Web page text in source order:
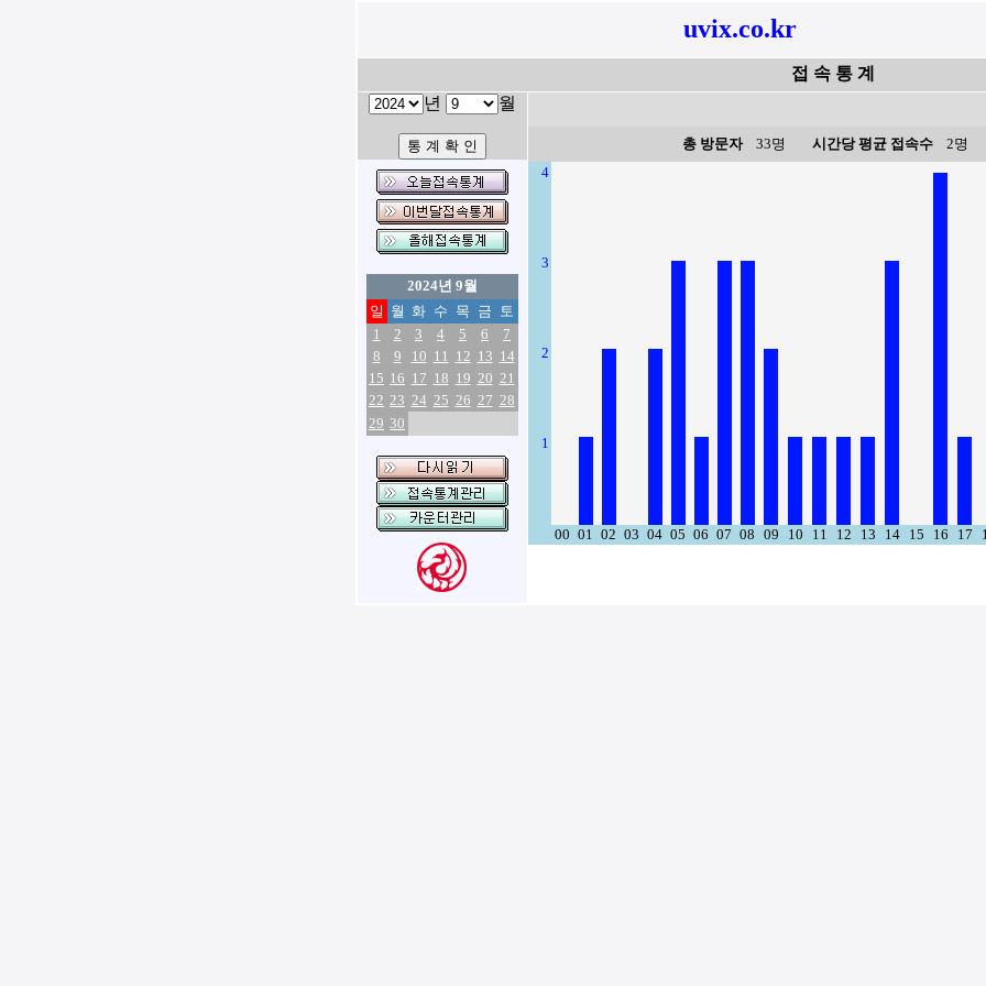
uvix.co.kr
접 속 통 계
년 월
2024년 9월
일 월 화 수 목 금 토
1
2 3 4 5 6
7
8
9 10 11 12 13 14
15 16 17 18 19 20 21
22 23 24 25 26 27 28
29 30
총 방문자33명 시간당 평균 접속수2명
4
3
2
1
00 01 02 03 04 05 06 07 08 09 10 11 12 13 14 15 16 17